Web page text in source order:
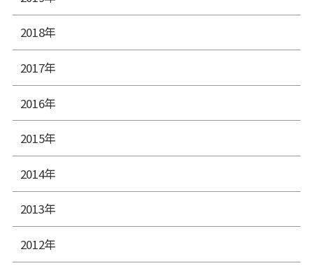
2018年
2017年
2016年
2015年
2014年
2013年
2012年